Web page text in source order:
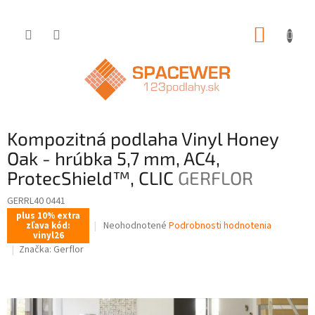
Kompozitná podlaha Vinyl Honey
Oak - hrúbka 5,7 mm, AC4,
ProtecShield™, CLIC GERFLOR
GERRL40 0441
plus 10% extra
zľava kód:
vinyl26
Priemerné
5
Neohodnotené Podrobnosti hodnotenia
Značka: Gerflor